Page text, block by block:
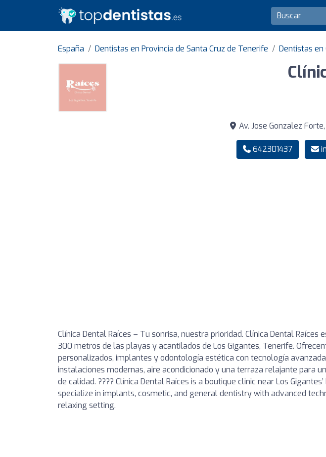
España Dentistas en Provincia de Santa Cruz de Tenerife Dentistas en
Av. Jose Gonzalez
642301437
Clínica Dental Raíces – Tu sonrisa, nuestra prioridad. Clínica Dental Raíces
300 metros de las playas y acantilados de Los Gigantes, Tenerife.
personalizados, implantes y odontología estética con tecnología
instalaciones modernas, aire acondicionado y una terraza relajante para
de calidad. ???? Clínica Dental Raíces is a boutique clinic near Los
specialize in implants, cosmetic, and general dentistry with advanced
relaxing setting.